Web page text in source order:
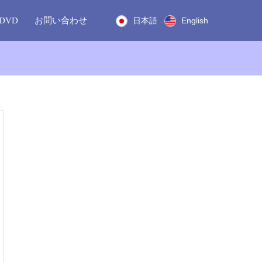
お問い合わせ 日本語 English